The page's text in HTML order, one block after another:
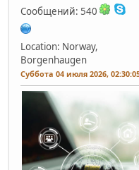
Сообщений: 540
Location: Norway,
Borgenhaugen
Суббота 04 июля 2026,